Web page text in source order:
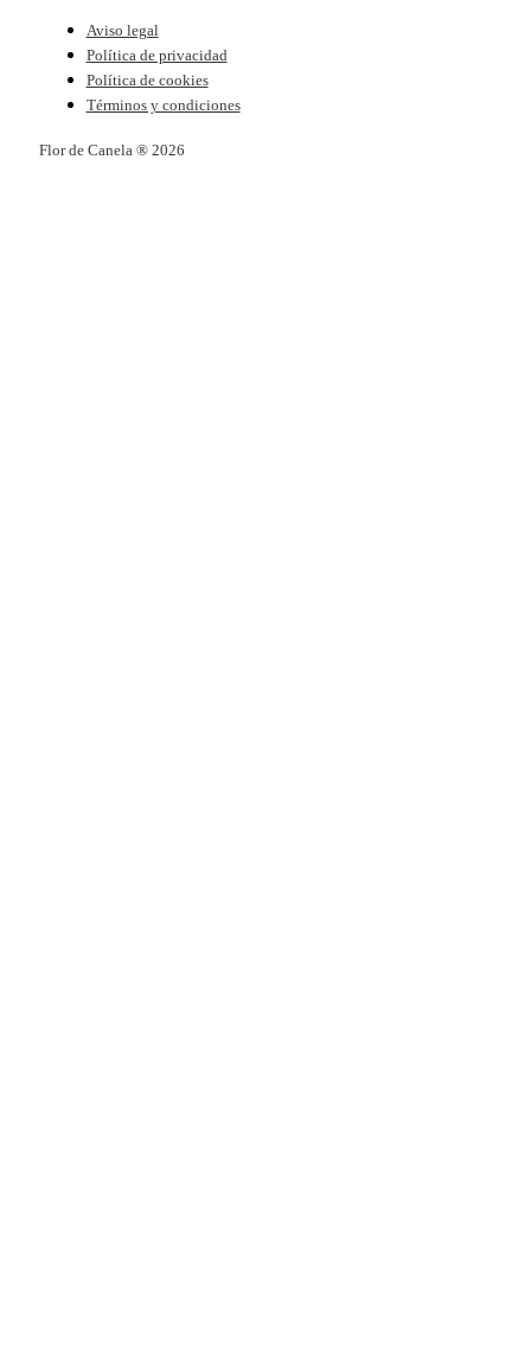
Aviso legal
Política de privacidad
Política de cookies
Términos y condiciones
Flor de Canela ® 2026